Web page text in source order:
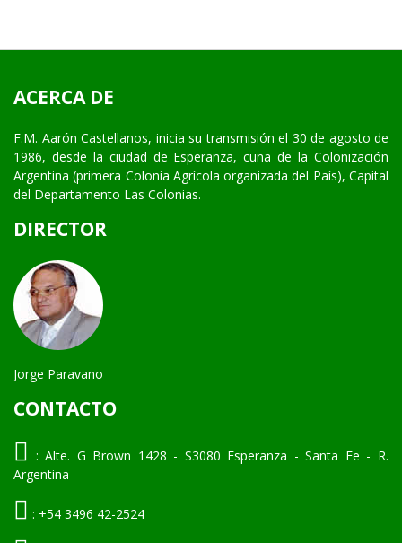
ACERCA DE
F.M. Aarón Castellanos, inicia su transmisión el 30 de agosto de
1986, desde la ciudad de Esperanza, cuna de la Colonización
Argentina (primera Colonia Agrícola organizada del País), Capital
del Departamento Las Colonias.
DIRECTOR
Jorge Paravano
CONTACTO
: Alte. G Brown 1428 - S3080 Esperanza - Santa Fe - R.
Argentina
: +54 3496 42-2524